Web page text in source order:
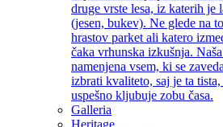
druge vrste lesa, iz katerih je
(jesen, bukev). Ne glede na
hrastov parket ali katero
čaka vrhunska izkušnja.
namenjena vsem, ki se
izbrati kvaliteto, saj je ta
uspešno kljubuje zobu časa.
Galleria
Heritage